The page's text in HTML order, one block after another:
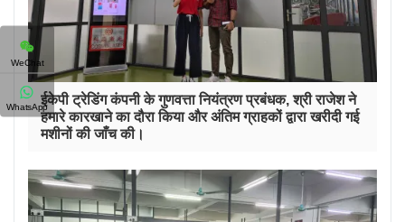
ईकेपी ट्रेडिंग कंपनी के गुणवत्ता नियंत्रण प्रबंधक, श्री राजेश ने
हमारे कारखाने का दौरा किया और अंतिम ग्राहकों द्वारा खरीदी गई
मशीनों की जाँच की।
WeChat
WhatsApp